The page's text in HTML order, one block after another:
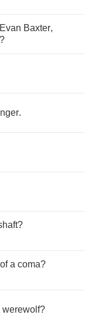
Evan Baxter,
?
.
?
of a coma?
werewolf?